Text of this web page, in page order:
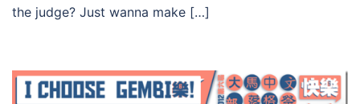
the judge? Just wanna make […]